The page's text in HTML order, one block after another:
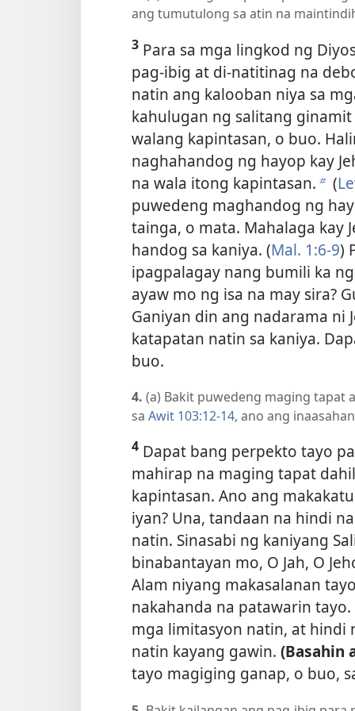
ang tumutulong sa atin na
3 Para sa mga lingkod ng
pag-ibig at di-natitinag na
natin ang kalooban niya sa
kahulugan ng salitang ginamit
walang kapintasan, o buo.
naghahandog ng hayop kay
na wala itong kapintasan. b (
puwedeng maghandog ng
tainga, o mata. Mahalaga kay
handog sa kaniya. (Mal. 1:6-9)
ipagpalagay nang bumili ka
ayaw mo ng isa na may sira?
Ganiyan din ang nadarama ni
katapatan natin sa kaniya.
buo.
4. (a) Bakit puwedeng maging tapat
sa Awit 103:12-14, ano ang
4 Dapat bang perpekto tayo
mahirap na maging tapat
kapintasan. Ano ang
iyan? Una, tandaan na hindi
natin. Sinasabi ng kaniyang
binabantayan mo, O Jah, O
Alam niyang makasalanan
nakahanda na patawarin tayo.
mga limitasyon natin, at hindi
natin kayang gawin. (Basahin
tayo magiging ganap, o buo,